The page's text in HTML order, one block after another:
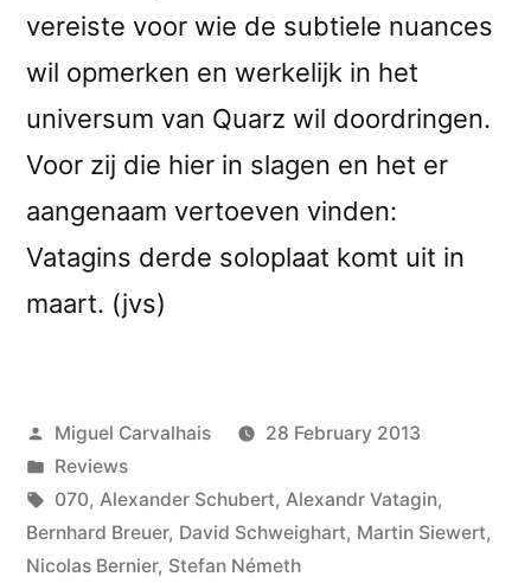
vereiste voor wie de subtiele nuances
wil opmerken en werkelijk in het
universum van Quarz wil doordringen.
Voor zij die hier in slagen en het er
aangenaam vertoeven vinden:
Vatagins derde soloplaat komt uit in
maart. (jvs)
Posted
by
Miguel Carvalhais
28 February 2013
Posted
in
Reviews
Tags:
070, Alexander Schubert, Alexandr Vatagin,
Bernhard Breuer, David Schweighart, Martin Siewert,
Nicolas Bernier, Stefan Németh